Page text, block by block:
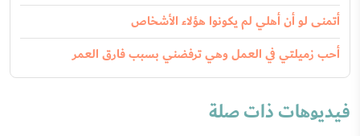
أتمنى لو أن أهلي لم يكونوا هؤلاء الأشخاص
أحب زميلتي في العمل وهي ترفضني بسبب فارق العمر
فيديوهات ذات صلة